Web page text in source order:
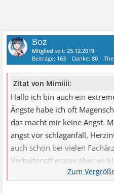
Boz
Mitglied seit:25.12.2019
Beiträge: 163 Danke:80
Zitat von Mimiiii:
Hallo ich bin auch ein
Ängste habe ich oft
das macht mir keine Angst.
angst vor schlaganfall,
auch schon bei vielen
Verhaltenstherapie aber
bin erst 25 rauche schon